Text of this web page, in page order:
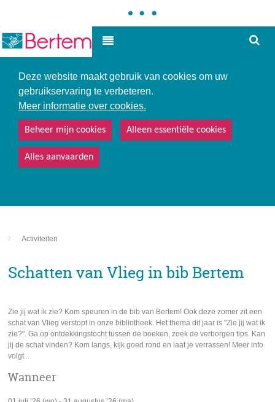
Deze website maakt gebruik van cookies om uw
gebruikservaring te verbeteren.
Meer informatie over cookies.
Beheer mijn cookies Alleen essentiële cookies
Alles aanvaarden
Activiteiten
Schatten van Vlieg in bib Bertem
Zie jij wat ik zie? Kom speuren in de bib van Bertem! Ook deze zomer zit een
schat van Vlieg verstopt in onze bibliotheek. Het thema dit jaar is "Zie jij wat ik
zie?". Ga op ontdekkingstocht tussen de boeken, zoek de verborgen tips. Kan
jij de schat vinden? Kom langs, kijk goed rond en laat je verrassen! Meer info
volgt...
Wanneer